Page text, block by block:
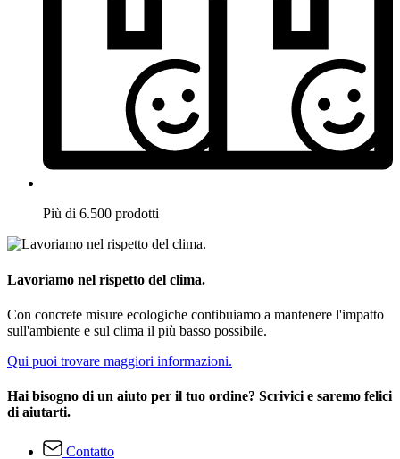
Più di 6.500 prodotti
Lavoriamo nel rispetto del clima.
Con concrete misure ecologiche contibuiamo a mantenere l'impatto
sull'ambiente e sul clima il più basso possibile.
Qui puoi trovare maggiori informazioni.
Hai bisogno di un aiuto per il tuo ordine? Scrivici e saremo felici
di aiutarti.
Contatto